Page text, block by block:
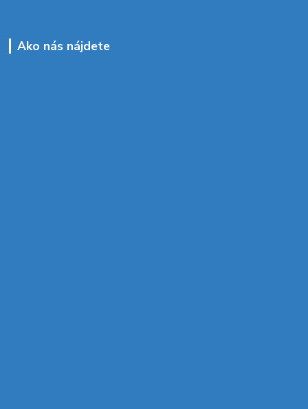
Ako nás nájdete